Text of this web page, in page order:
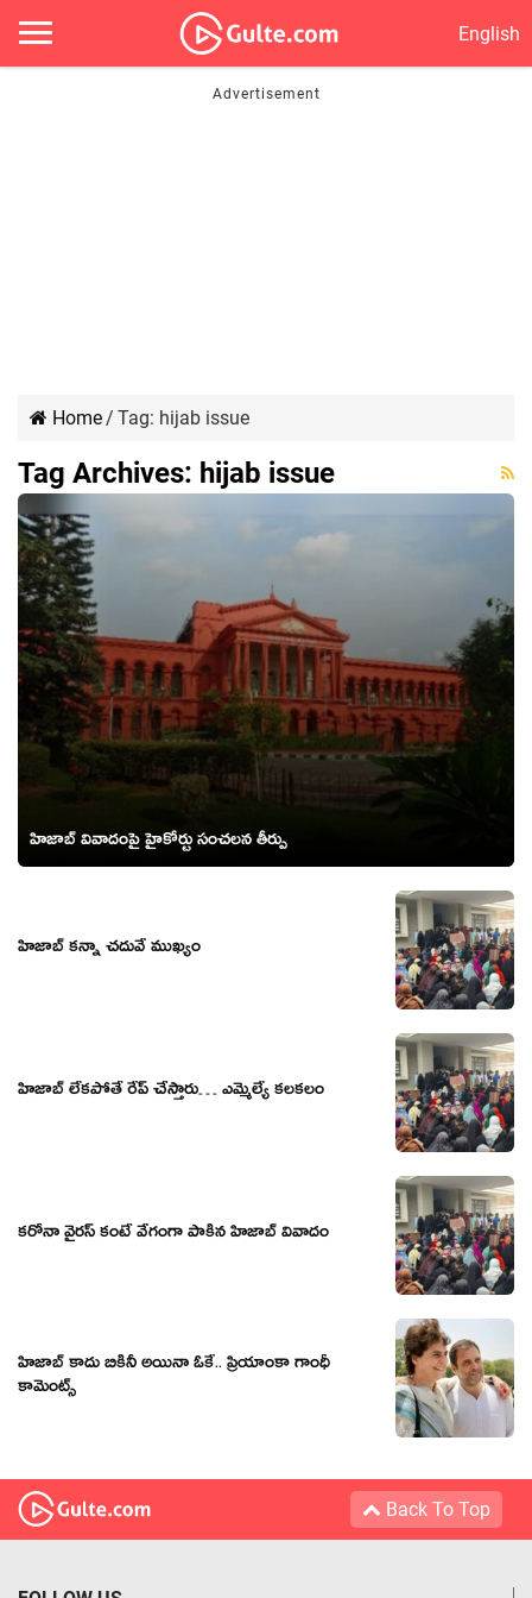
English
Home/ Tag: hijab issue
Tag Archives: hijab issue
హిజాబ్ వివాదంపై హైకోర్టు సంచలన తీర్పు
హిజాబ్ కన్నా చదువే ముఖ్యం
హిజాబ్ లేక‌పోతే రేప్ చేస్తారు… ఎమ్మెల్యే క‌ల‌క‌లం
కరోనా వైరస్ కంటే వేగంగా పాకిన హిజాబ్ వివాదం
హిజాబ్ కాదు బికినీ అయినా ఓకే.. ప్రియాంకా గాంధీ
కామెంట్స్
Back To Top